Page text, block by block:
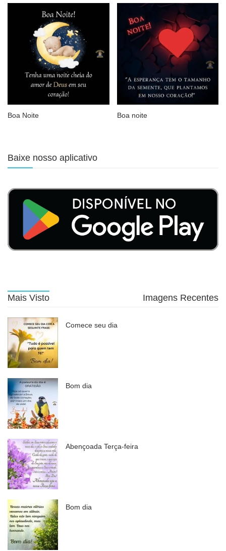
Boa Noite Boa noite
Baixe nosso aplicativo
Mais Visto Imagens Recentes
Comece seu dia
Bom dia
Abençoada Terça-feira
Bom dia